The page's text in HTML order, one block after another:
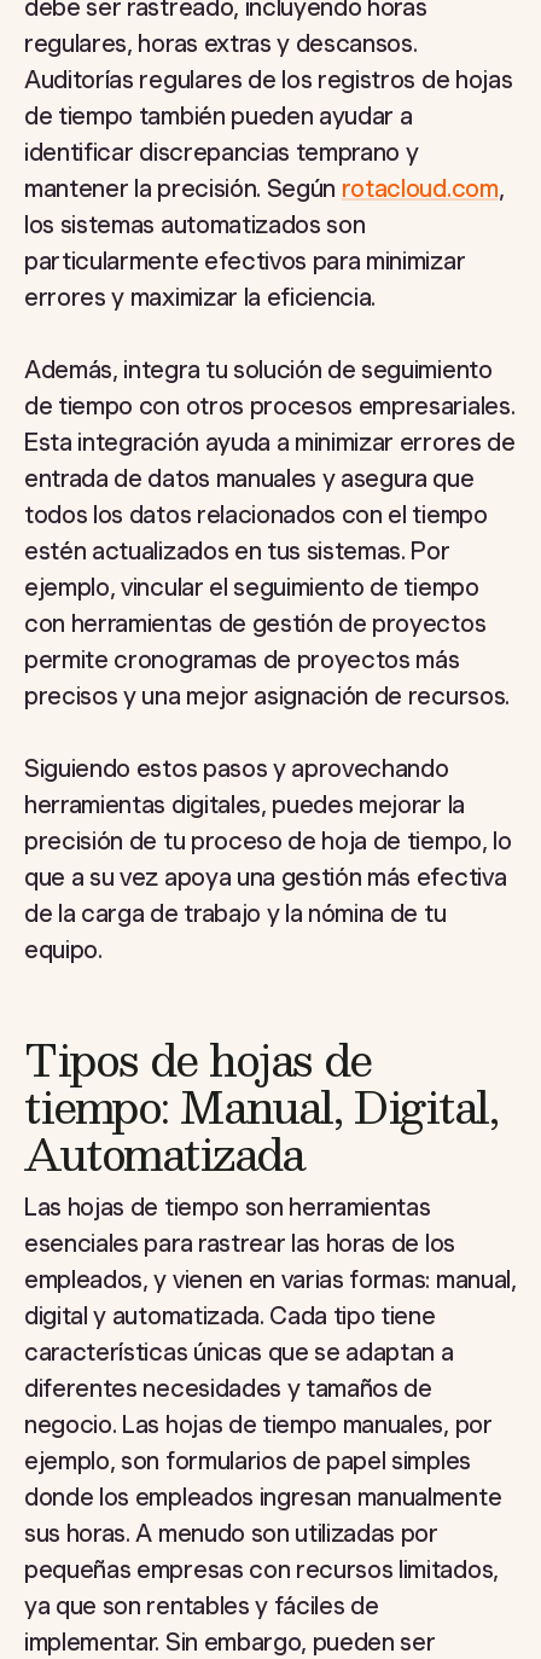
debe ser rastreado, incluyendo horas
regulares, horas extras y descansos.
Auditorías regulares de los registros de hojas
de tiempo también pueden ayudar a
identificar discrepancias temprano y
mantener la precisión. Según rotacloud.com,
los sistemas automatizados son
particularmente efectivos para minimizar
errores y maximizar la eficiencia.
Además, integra tu solución de seguimiento
de tiempo con otros procesos empresariales.
Esta integración ayuda a minimizar errores de
entrada de datos manuales y asegura que
todos los datos relacionados con el tiempo
estén actualizados en tus sistemas. Por
ejemplo, vincular el seguimiento de tiempo
con herramientas de gestión de proyectos
permite cronogramas de proyectos más
precisos y una mejor asignación de recursos.
Siguiendo estos pasos y aprovechando
herramientas digitales, puedes mejorar la
precisión de tu proceso de hoja de tiempo, lo
que a su vez apoya una gestión más efectiva
de la carga de trabajo y la nómina de tu
equipo.
Tipos de hojas de
tiempo: Manual, Digital,
Automatizada
Las hojas de tiempo son herramientas
esenciales para rastrear las horas de los
empleados, y vienen en varias formas: manual,
digital y automatizada. Cada tipo tiene
características únicas que se adaptan a
diferentes necesidades y tamaños de
negocio. Las hojas de tiempo manuales, por
ejemplo, son formularios de papel simples
donde los empleados ingresan manualmente
sus horas. A menudo son utilizadas por
pequeñas empresas con recursos limitados,
ya que son rentables y fáciles de
implementar. Sin embargo, pueden ser